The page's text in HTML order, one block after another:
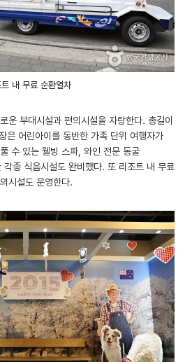
트 내 무료 순환열차
운 부대시설과 편의시설을 자랑한다. 총길이
어린아이를 동반한 가족 단위 여행자가
수 있는 웰빙 스파, 와인 전문 동굴
각종 식음시설도 완비했다. 또 리조트 내 무료
시설도 운영한다.